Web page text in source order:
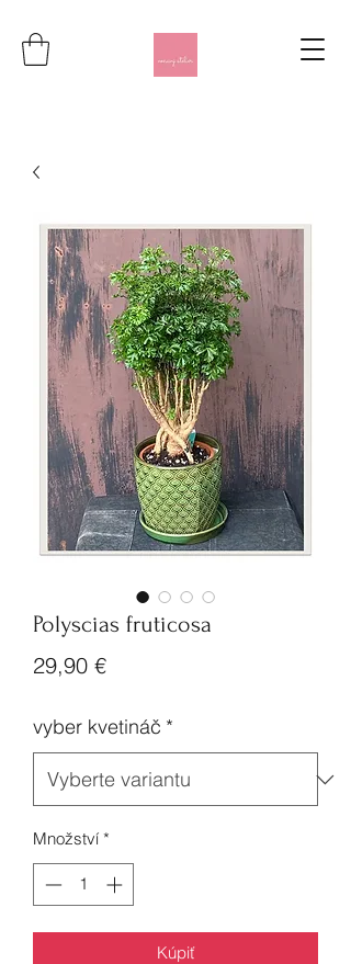
Polyscias fruticosa
29,90 €Cena
vyber kvetináč *
Množství *
Kúpiť